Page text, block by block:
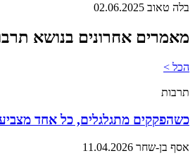
בלה טאוב 02.06.2025
מאמרים אחרונים בנושא
הכל >
תרבות
כשהפקקים מתגלגלים, כל אחד
אסף בן-שחר 11.04.2026